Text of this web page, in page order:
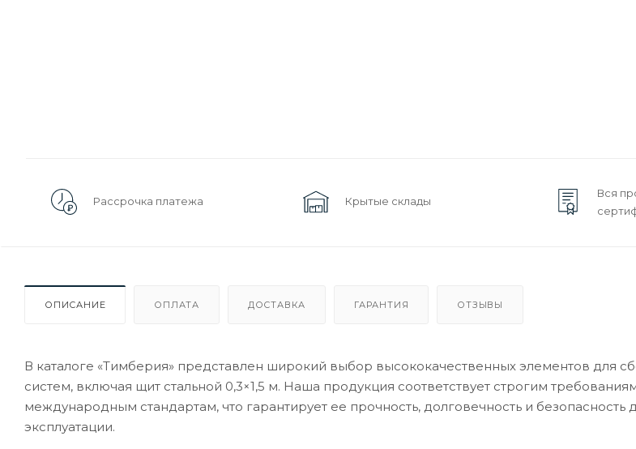
Рассрочка платежа Крытые склады
Вся
ОПИСАНИЕ ОПЛАТА ДОСТАВКА ГАРАНТИЯ ОТЗЫВЫ
В каталоге «Тимберия» представлен широкий выбор высококачественных элементов для
систем, включая щит стальной 0,3×1,5 м. Наша продукция соответствует строгим
международным стандартам, что гарантирует ее прочность, долговечность и
эксплуатации.